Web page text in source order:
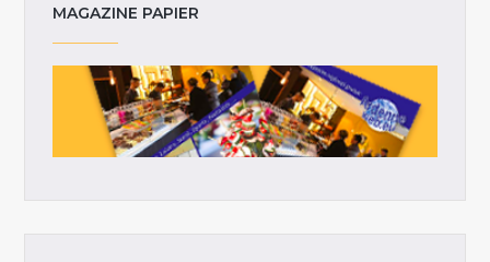
MAGAZINE PAPIER